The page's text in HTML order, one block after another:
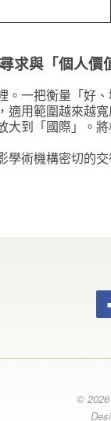
求與「個人價
。一把衡量「好
適用範圍越來越
大到「國際」。
學術機構密切的
©